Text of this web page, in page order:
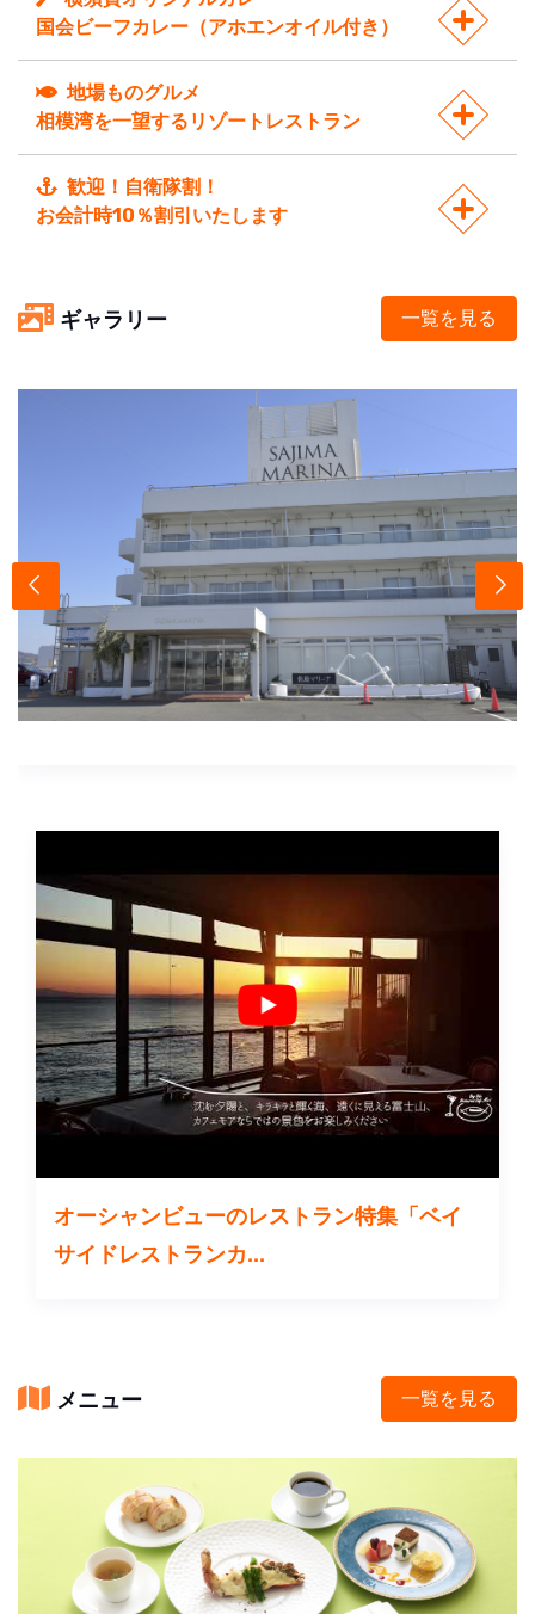
国会ビーフカレー（アホエンオイル付き）
地場ものグルメ
相模湾を一望するリゾートレストラン
歓迎！自衛隊割！
お会計時10％割引いたします
ギャラリー 一覧を見る
オーシャンビューのレストラン特集「ベイ
サイドレストランカ...
メニュー 一覧を見る